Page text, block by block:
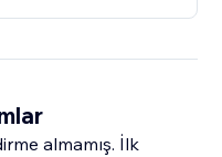
almamış. İlk